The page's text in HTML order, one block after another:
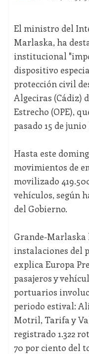
El ministro del
Marlaska, ha
institucional
dispositivo
protección civil
Algeciras (Cádiz)
Estrecho (OPE),
pasado 15 de
Hasta este
movimientos de
movilizado
vehículos, según
del Gobierno.
Grande-
instalaciones del
explica Europa
pasajeros y
portuarios
periodo estival:
Motril, Tarifa y
registrado 1.322
70 por ciento del